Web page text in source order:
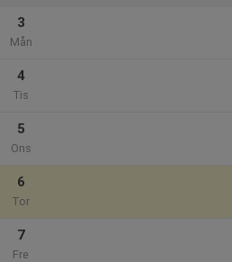
3
Mån
4
Tis
5
Ons
6
Tor
7
Fre